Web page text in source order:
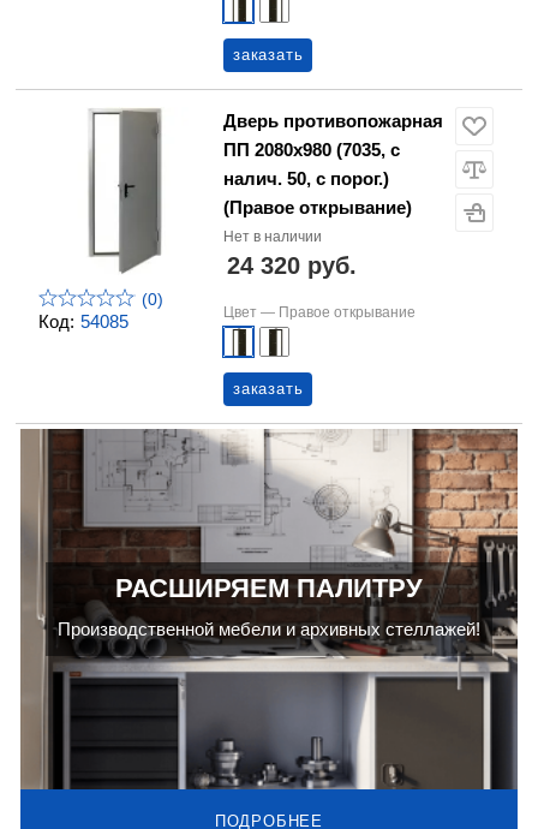
заказать
Код: 54085
(0)
Дверь противопожарная
ПП 2080х980 (7035, с
налич. 50, с порог.)
(Правое открывание)
Нет в наличии
24 320 руб.
Цвет — Правое открывание
заказать
РАСШИРЯЕМ ПАЛИТРУ
Производственной мебели и архивных стеллажей!
ПОДРОБНЕЕ